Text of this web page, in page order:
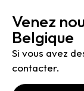
Venez
Belgique
Si vous avez
contacter.